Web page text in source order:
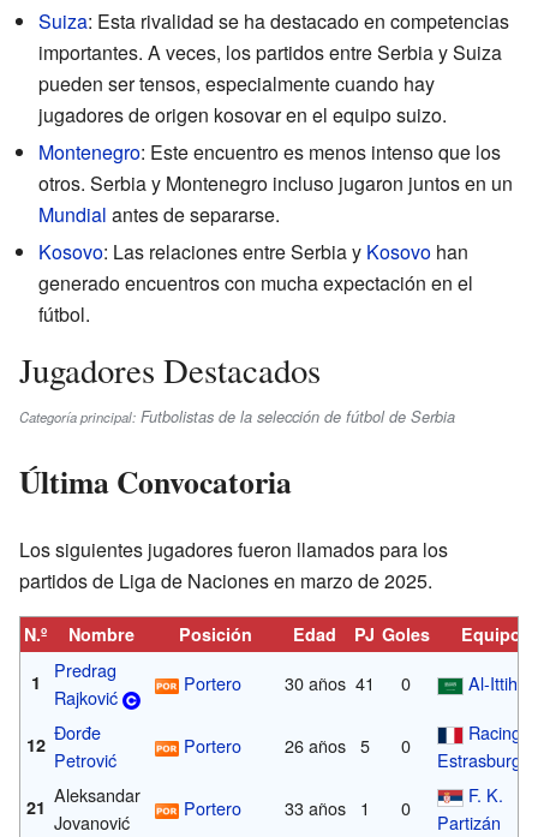
Suiza: Esta rivalidad se ha destacado en competencias
importantes. A veces, los partidos entre Serbia y Suiza
pueden ser tensos, especialmente cuando hay
jugadores de origen kosovar en el equipo suizo.
Montenegro: Este encuentro es menos intenso que los
otros. Serbia y Montenegro incluso jugaron juntos en un
Mundial antes de separarse.
Kosovo: Las relaciones entre Serbia y Kosovo han
generado encuentros con mucha expectación en el
fútbol.
Jugadores Destacados
Categoría principal: Futbolistas de la selección de fútbol de Serbia
Última Convocatoria
Los siguientes jugadores fueron llamados para los
partidos de Liga de Naciones en marzo de 2025.
N.º Nombre Posición Edad PJ Goles
Equipo
1
Predrag
Rajković
Portero 30 años 41 0 Al-Ittihad
12 Đorđe
Petrović
Portero 26 años 5 0
Racing
Estrasburgo
21 Aleksandar
Jovanović
Portero 33 años 1 0
F. K.
Partizán